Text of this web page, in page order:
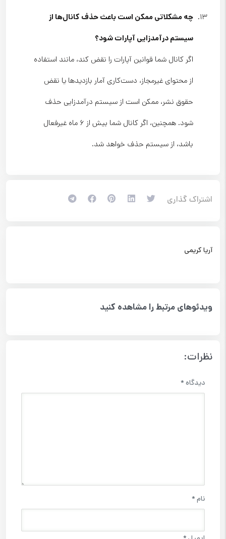
چه مشکلاتی ممکن است باعث حذف کانال‌ها از
سیستم درآمدزایی آپارات شود؟
اگر کانال شما قوانین آپارات را نقض کند، مانند استفاده
از محتوای غیرمجاز، دست‌کاری آمار بازدیدها یا نقض
حقوق نشر، ممکن است از سیستم درآمدزایی حذف
شود. همچنین، اگر کانال شما بیش از ۶ ماه غیرفعال
باشد، از سیستم حذف خواهد شد.
اشتراک گذاری
آریا کریمی
ویدئوهای مرتبط را مشاهده کنید
نظرات:
دیدگاه*
نام*